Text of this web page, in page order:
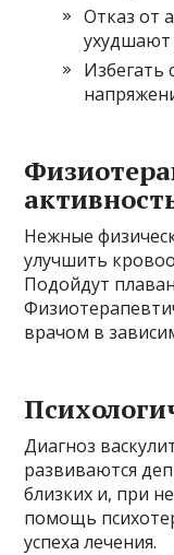
Отказ от
ухудшают
Избегать
Нежные
улучшить
Подойдут
врачом в
Диагноз
развиваются
близких и, при
помощь
успеха лечения.